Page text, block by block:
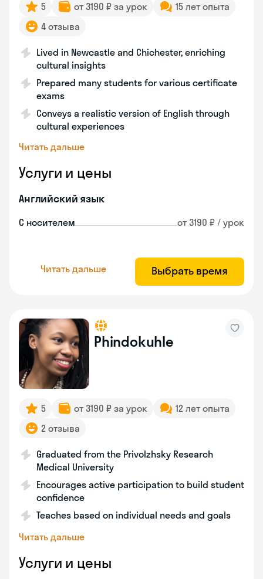
5 от 3190 ₽ за урок
15 лет опыта
4 отзыва
Lived in Newcastle and Chichester, enriching
cultural insights
Prepared many students for various certificate
exams
Conveys a realistic version of English through
cultural experiences
Читать дальше
Услуги и цены
Английский язык
С носителем от 3190 ₽ / урок
Читать дальше Выбрать время
Phindokuhle
5 от 3190 ₽ за урок
12 лет опыта
2 отзыва
Graduated from the Privolzhsky Research
Medical University
Encourages active participation to build student
confidence
Teaches based on individual needs and goals
Читать дальше
Услуги и цены